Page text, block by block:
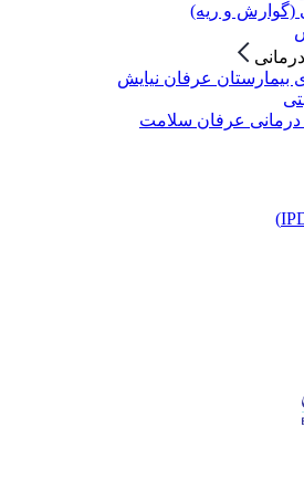
و ریه)
بیمارستان عرفان نیایش
عرفان سلامت